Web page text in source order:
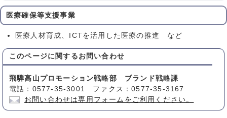
医療確保等支援事業
医療人材育成、ICTを活用した医療の推進 など
このページに関する お問い合わせ
飛騨高山プロモーション戦略部 ブランド戦略課
電話：0577-35-3001 ファクス：0577-35-3167
お問い合わせは専用フォームをご利用ください。